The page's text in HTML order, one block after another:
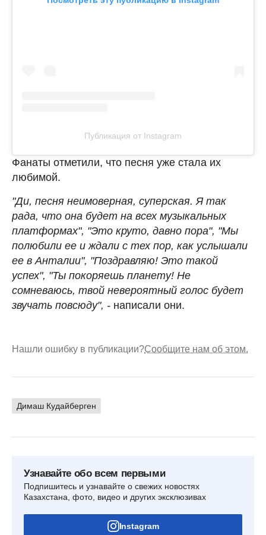
Публикация от Instagram
Фанаты отметили, что песня уже стала их
любимой.
"Ди, песня неимоверная, суперская. Я так
рада, что она будет на всех музыкальных
платформах", "Это круто, давно пора", "Мы
полюбили ее и ждали с тех пор, как услышали
ее в Анталии", "Поздравляю! Это такой
успех", "Ты покоряешь планету! Не
сомневаюсь, твой невероятный голос будет
звучать повсюду", - написали они.
Нашли ошибку в публикации?Сообщите нам об этом.
Димаш Кудайберген
Узнавайте обо всем первыми
Подпишитесь и узнавайте о свежих новостях
Казахстана, фото, видео и других эксклюзивах
Instagram